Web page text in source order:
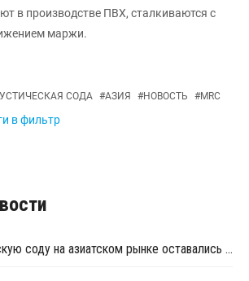
в производстве ПВХ, сталкиваются с
маржи.
СОДА #АЗИЯ #НОВОСТЬ #MRC
в фильтр
Цены на каустическую соду на азиатском рынке оставались стабильными